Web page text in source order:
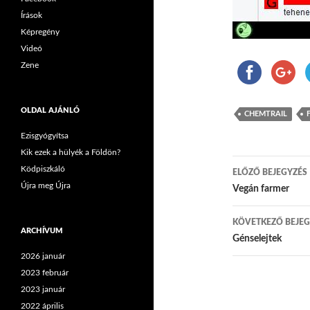
CHEMTRAIL
ELŐZŐ BEJEGYZÉS
Vegán farmer
KÖVETKEZŐ
Génselejtek
Írások
Képregény
Videó
Zene
OLDAL AJÁNLÓ
Ezisgyógyítsa
Kik ezek a hülyék a Földön?
Ködpiszkáló
Újra meg Újra
ARCHÍVUM
2026 január
2023 február
2023 január
2022 április